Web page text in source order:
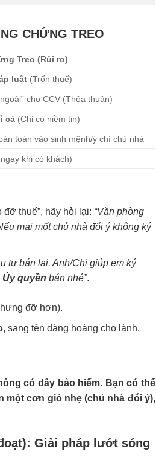
CHỨNG TREO
Treo (Rủi ro)
luật (Trốn thuế)
cho CCV (Thỏa thuận)
cả (Chỉ có niềm tin)
toàn vào sinh mệnh/ý chí chủ nhà
khi có khách)
thuế”, hãy hỏi lại: “Văn phòng
mai mốt chủ nhà đổi ý không ký
tư bán lại. Anh/Chị giúp em ký
quyền bán nhé”.
đỡ hơn).
, sang tên đàng hoàng cho lành.
có dây bảo hiểm. Bạn có thể
một cơn gió nhẹ (chủ nhà đổi ý),
Giải pháp lướt sóng